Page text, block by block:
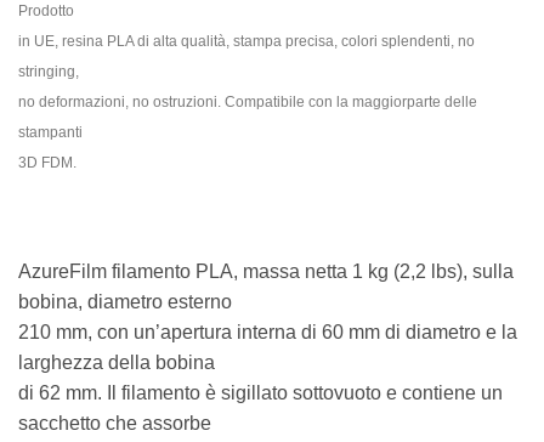
Prodotto
in UE, resina PLA di alta qualità, stampa precisa, colori splendenti, no
stringing,
no deformazioni, no ostruzioni. Compatibile con la maggiorparte delle
stampanti
3D FDM.
AzureFilm filamento PLA, massa netta 1 kg (2,2 lbs), sulla
bobina, diametro esterno
210 mm, con un’apertura interna di 60 mm di diametro e la
larghezza della bobina
di 62 mm. Il filamento è sigillato sottovuoto e contiene un
sacchetto che assorbe